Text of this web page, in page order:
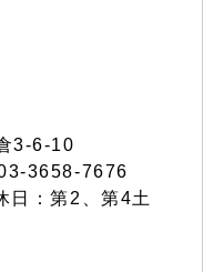
3-6-10
3658-7676
日：第2、第4土